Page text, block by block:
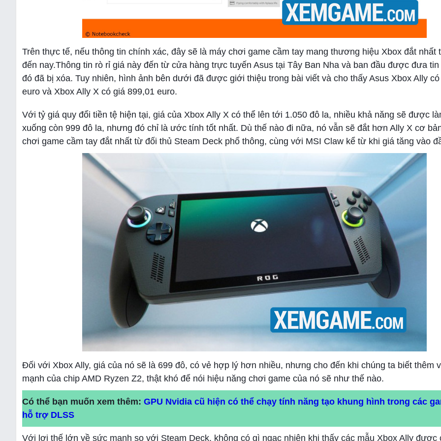
Trên thực tế, nếu thông tin chính xác, đây sẽ là máy chơi game cầm tay mang thương hiệu Xbox đắt nhất
đến nay.Thông tin rò rỉ giá này đến từ cửa hàng trực tuyến Asus tại Tây Ban Nha và ban đầu được đưa
đó đã bị xóa. Tuy nhiên, hình ảnh bên dưới đã được giới thiệu trong bài viết và cho thấy Asus Xbox Ally
euro và Xbox Ally X có giá 899,01 euro.
Với tỷ giá quy đổi tiền tệ hiện tại, giá của Xbox Ally X có thể lên tới 1.050 đô la, nhiều khả năng sẽ được
xuống còn 999 đô la, nhưng đó chỉ là ước tính tốt nhất. Dù thế nào đi nữa, nó vẫn sẽ đắt hơn Ally X cơ
chơi game cầm tay đắt nhất từ đối thủ Steam Deck phổ thông, cùng với MSI Claw kể từ khi giá tăng vào
Đối với Xbox Ally, giá của nó sẽ là 699 đô, có vẻ hợp lý hơn nhiều, nhưng cho đến khi chúng ta biết thêm
mạnh của chip AMD Ryzen Z2, thật khó để nói hiệu năng chơi game của nó sẽ như thế nào.
Có thể bạn muốn xem thêm: GPU Nvidia cũ hiện có thể chạy tính năng tạo khung hình trong các
hỗ trợ DLSS
Với lợi thế lớn về sức mạnh so với Steam Deck, không có gì ngạc nhiên khi thấy các mẫu Xbox Ally được